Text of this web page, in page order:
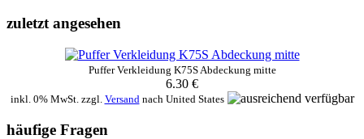
zuletzt angesehen
Puffer Verkleidung K75S Abdeckung mitte
6.30 €
inkl. 0% MwSt. zzgl. Versand nach United States
häufige Fragen